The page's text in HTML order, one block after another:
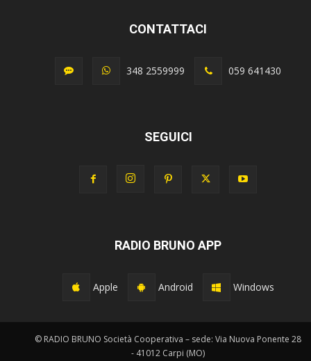
CONTATTACI
348 2559999 059 641430
SEGUICI
RADIO BRUNO APP
Apple Android Windows
© RADIO BRUNO Società Cooperativa – sede: Via Nuova Ponente 28
- 41012 Carpi (MO)